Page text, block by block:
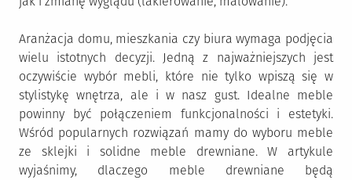
Aranżacja domu, mieszkania czy biura wymaga podjęcia
wielu istotnych decyzji. Jedną z najważniejszych jest
oczywiście wybór mebli, które nie tylko wpiszą się w
stylistykę wnętrza, ale i w nasz gust. Idealne meble
powinny być połączeniem funkcjonalności i estetyki.
Wśród popularnych rozwiązań mamy do wyboru meble
ze sklejki i solidne meble drewniane. W artykule
wyjaśnimy, dlaczego meble drewniane będą